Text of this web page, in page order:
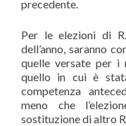
precedente.
Per le elezioni di
dell’anno, saranno
quelle versate per i
quello in cui è
competenza
meno che
sostituzione di altro